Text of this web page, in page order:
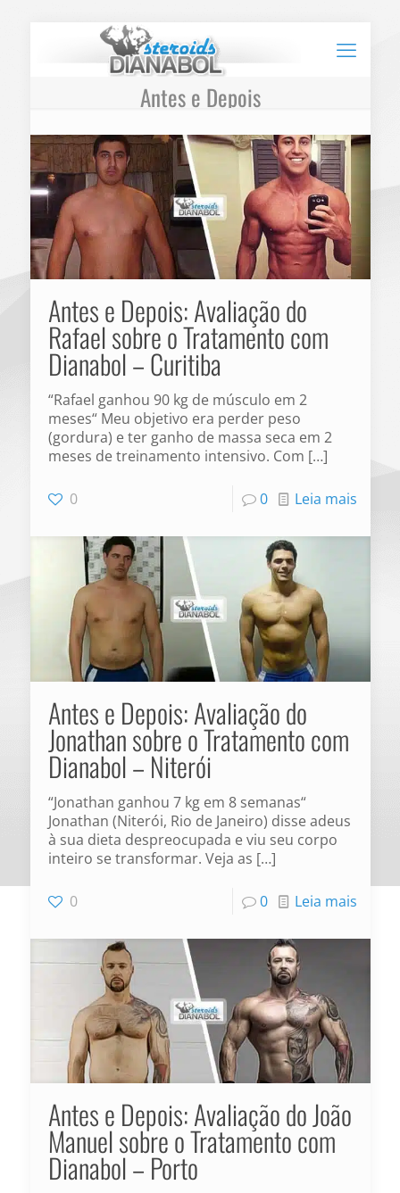
Antes e Depois
Antes e Depois: Avaliação do
Rafael sobre o Tratamento com
Dianabol – Curitiba
“Rafael ganhou 90 kg de músculo em 2
meses“ Meu objetivo era perder peso
(gordura) e ter ganho de massa seca em 2
meses de treinamento intensivo. Com […]
0 0 Leia mais
Antes e Depois: Avaliação do
Jonathan sobre o Tratamento com
Dianabol – Niterói
“Jonathan ganhou 7 kg em 8 semanas“
Jonathan (Niterói, Rio de Janeiro) disse adeus
à sua dieta despreocupada e viu seu corpo
inteiro se transformar. Veja as […]
0 0 Leia mais
Antes e Depois: Avaliação do João
Manuel sobre o Tratamento com
Dianabol – Porto